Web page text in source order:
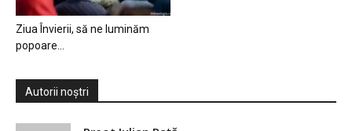
Ziua Învierii, să ne luminăm
popoare…
Autorii noștri